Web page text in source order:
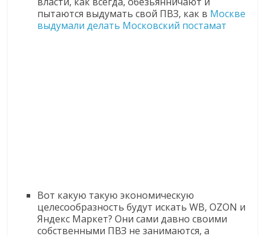
пытаются выдумать свой ПВЗ, как в Москве
выдумали делать Московский постамат
Вот какую такую экономическую
целесообразность будут искать WB, OZON и
Яндекс Маркет? Они сами давно своими
собственными ПВЗ не занимаются, а